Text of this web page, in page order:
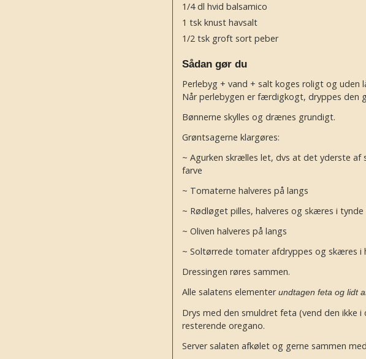
1/4 dl hvid balsamico
1 tsk knust havsalt
1/2 tsk groft sort peber
Sådan gør du
Perlebyg + vand + salt koges roligt og uden
Når perlebygen er færdigkogt, dryppes den
Bønnerne skylles og drænes grundigt.
Grøntsagerne klargøres:
~ Agurken skrælles let, dvs at det yderste af
farve
~ Tomaterne halveres på langs
~ Rødløget pilles, halveres og skæres i tynde
~ Oliven halveres på langs
~ Soltørrede tomater afdryppes og skæres i
Dressingen røres sammen.
Alle salatens elementerundtagen feta og lidt
Drys med den smuldret feta (vend den ikke
resterende oregano.
Server salaten afkølet og gerne sammen